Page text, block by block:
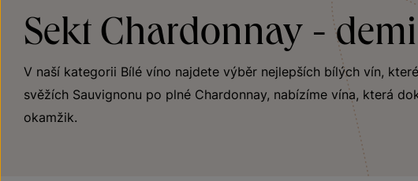
Sekt Chardonnay -
V naší kategorii Bílé víno najdete výběr nejlepších bílých vín,
svěžích Sauvignonu po plné Chardonnay, nabízíme vína, která
okamžik.